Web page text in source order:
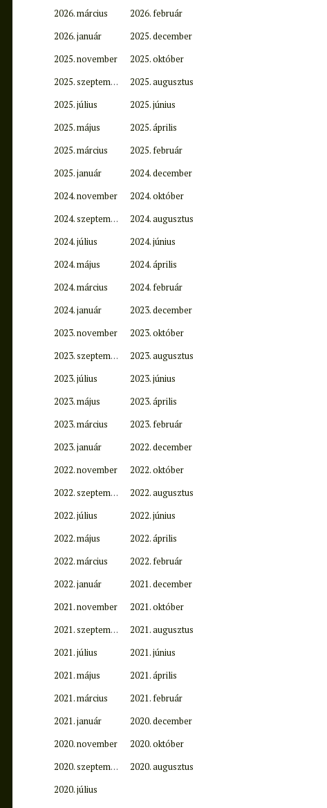
2026. március
2026. február
2026. január
2025. december
2025. november
2025. október
2025. szeptember
2025. augusztus
2025. július
2025. június
2025. május
2025. április
2025. március
2025. február
2025. január
2024. december
2024. november
2024. október
2024. szeptember
2024. augusztus
2024. július
2024. június
2024. május
2024. április
2024. március
2024. február
2024. január
2023. december
2023. november
2023. október
2023. szeptember
2023. augusztus
2023. július
2023. június
2023. május
2023. április
2023. március
2023. február
2023. január
2022. december
2022. november
2022. október
2022. szeptember
2022. augusztus
2022. július
2022. június
2022. május
2022. április
2022. március
2022. február
2022. január
2021. december
2021. november
2021. október
2021. szeptember
2021. augusztus
2021. július
2021. június
2021. május
2021. április
2021. március
2021. február
2021. január
2020. december
2020. november
2020. október
2020. szeptember
2020. augusztus
2020. július